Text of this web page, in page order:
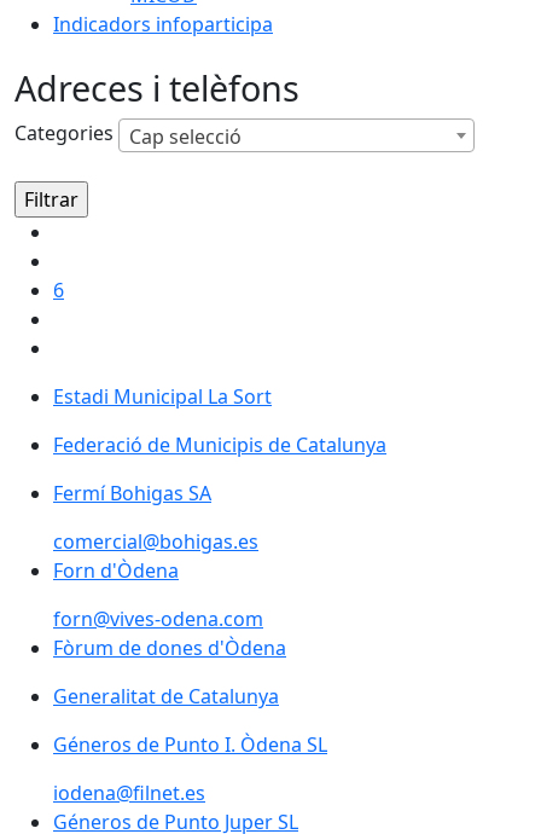
Indicadors infoparticipa
Adreces i telèfons
Categories Cap selecció
6
Estadi Municipal La Sort
Federació de Municipis de Catalunya
Federació de Municipis de Catalunya
Fermí Bohigas SA
comercial@bohigas.es
Forn d'Òdena
forn@vives-odena.com
Fòrum de dones d'Òdena
Generalitat de Catalunya
Generalitat de Catalunya
Géneros de Punto I. Òdena SL
iodena@filnet.es
Géneros de Punto Juper SL